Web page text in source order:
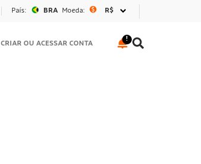
País: BRA Moeda: R$
CRIAR OU ACESSAR CONTA